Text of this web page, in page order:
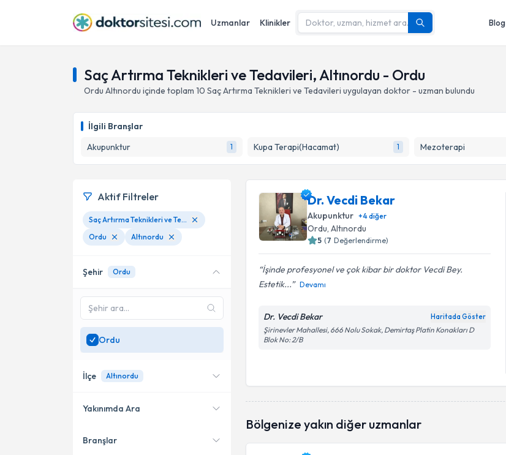
Uzmanlar Klinikler Blog
Saç Artırma Teknikleri ve Tedavileri, Altınordu - Ordu
Ordu Altınordu içinde toplam 10 Saç Artırma Teknikleri ve Tedavileri uygulayan doktor - uzman bulundu
İlgili Branşlar
Akupunktur
1 Kupa Terapi(Hacamat) 1 Mezoterapi
Dr. Vecdi Bekar
Akupunktur +4diğer
Ordu, Altınordu
5 (7 Değerlendirme)
İşinde profesyonel ve çok kibar bir doktor Vecdi Bey.
Estetik...
Devamı
Dr. Vecdi Bekar Haritada Göster
Şirinevler Mahallesi, 666 Nolu Sokak, Demirtaş Platin Konakları D
Blok No: 2/B
Bölgenize yakın diğer uzmanlar
Aktif Filtreler
Saç Artırma Teknikleri ve Tedavileri
Ordu
Altınordu
Şehir Ordu
Ordu
İlçe Altınordu
Altınordu
Yakınımda Ara
Konumuma yakın uzmanları
Branşlar